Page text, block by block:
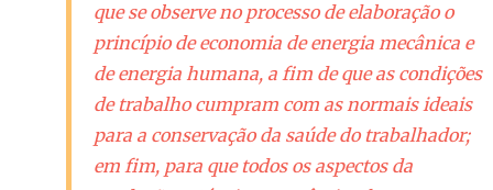
que se observe no processo de elaboração o
princípio de economia de energia mecânica e
de energia humana, a fim de que as condições
de trabalho cumpram com as normais ideais
para a conservação da saúde do trabalhador;
em fim, para que todos os aspectos da